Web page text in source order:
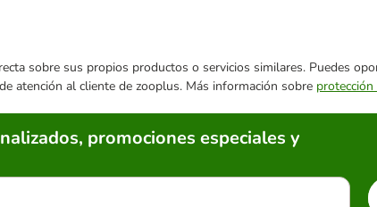
sobre sus propios productos o servicios similares. Puedes
atención al cliente de zooplus. Más información sobre
promociones especiales y